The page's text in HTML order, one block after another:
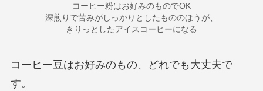
コーヒー粉はお好みのものでOK
深煎りで苦みがしっかりとしたもののほうが、
きりっとしたアイスコーヒーになる
コーヒー豆はお好みのもの、どれでも大丈夫で
す。